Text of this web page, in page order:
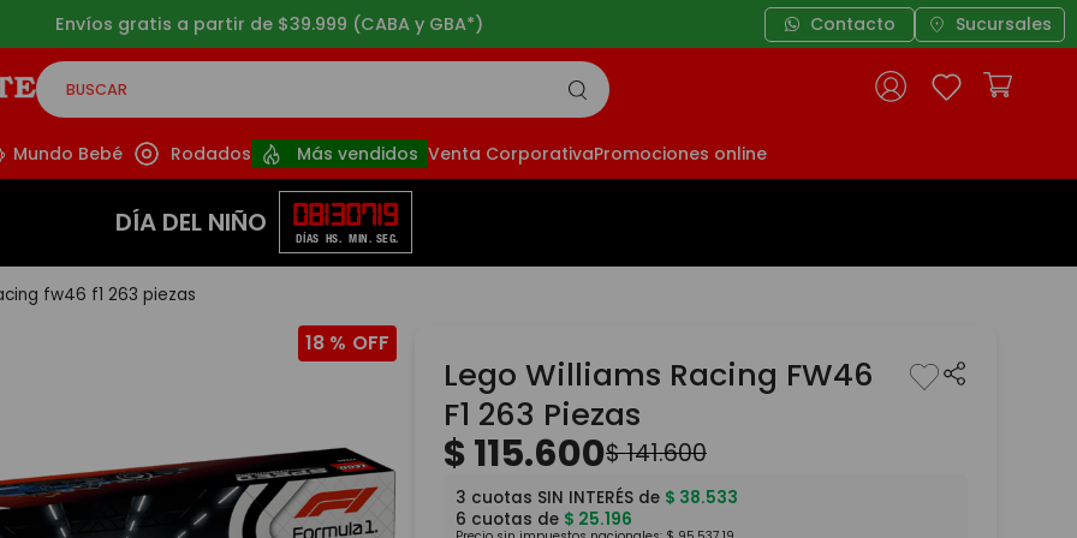
3 cuotas sin interés a partir de $49.999 Contacto Sucursales
BUSCAR
Mundo Bebé Rodados Más vendidos Venta CorporativaPromociones online
DÍA DEL NIÑO 08
DÍAS
13
HS.
07
MIN.
18
SEG.
fw46 f1 263 piezas
18 %
Lego Williams Racing FW46
F1 263 Piezas
$115.600$141.600
3 cuotas SIN INTERÉS de $ 38.533
6 cuotas de $ 25.196